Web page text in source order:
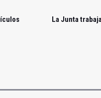
La Junta